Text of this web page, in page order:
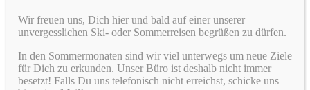
Wir freuen uns, Dich hier und bald auf einer unserer
unvergesslichen Ski- oder Sommerreisen begrüßen zu dürfen.
In den Sommermonaten sind wir viel unterwegs um neue Ziele
für Dich zu erkunden. Unser Büro ist deshalb nicht immer
besetzt! Falls Du uns telefonisch nicht erreichst, schicke uns